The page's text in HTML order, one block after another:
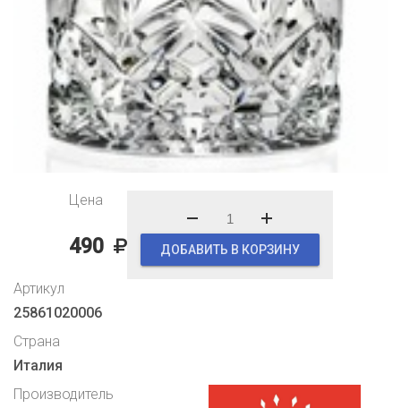
Цена
490 ДОБАВИТЬ В КОРЗИНУ
Артикул
25861020006
Страна
Италия
Производитель